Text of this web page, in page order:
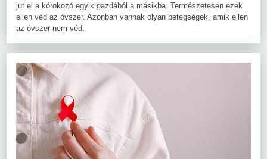
jut el a kórokozó egyik gazdából a másikba. Természetesen ezek
ellen véd az óvszer. Azonban vannak olyan betegségek, amik ellen
az óvszer nem véd.